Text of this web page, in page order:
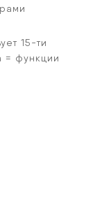
15-ти
= функции